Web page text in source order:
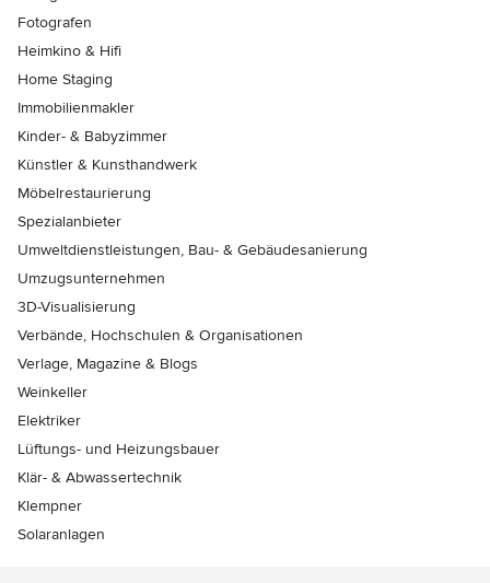
Fotografen
Heimkino & Hifi
Home Staging
Immobilienmakler
Kinder- & Babyzimmer
Künstler & Kunsthandwerk
Möbelrestaurierung
Spezialanbieter
Umweltdienstleistungen, Bau- & Gebäudesanierung
Umzugsunternehmen
3D-Visualisierung
Verbände, Hochschulen & Organisationen
Verlage, Magazine & Blogs
Weinkeller
Elektriker
Lüftungs- und Heizungsbauer
Klär- & Abwassertechnik
Klempner
Solaranlagen